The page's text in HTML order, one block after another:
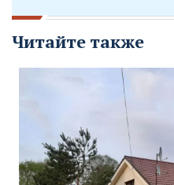
Читайте также